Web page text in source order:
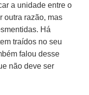
a unidade entre o
outra razão, mas
Há
traídos no seu
falou desse
não deve ser